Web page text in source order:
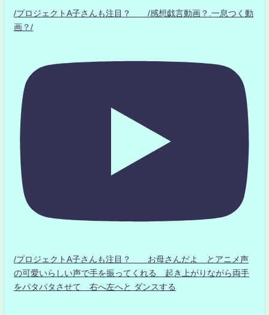
/プロジェクトA子さんも注目？ /感想戯言動画？.一息つく動
画？/
/プロジェクトA子さんも注目？ お母さんだよ とアニメ声
の可愛いらしい声で手を振ってくれる 起き上がりながら両手
をパタパタさせて 右へ左へと ダンスする